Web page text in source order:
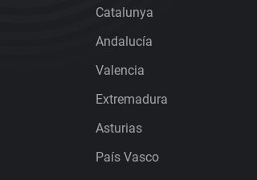
Catalunya
Andalucía
Valencia
Extremadura
Asturias
País Vasco